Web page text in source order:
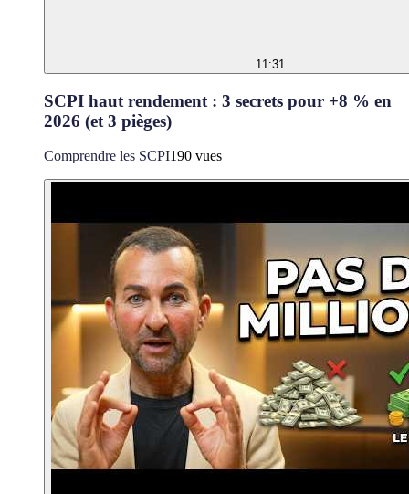
11:31
SCPI haut rendement : 3 secrets pour +8 % en
2026 (et 3 pièges)
Comprendre les SCPI190 vues